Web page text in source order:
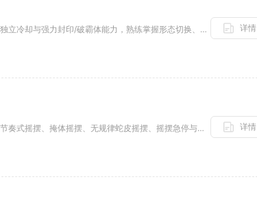
金角银角的核心优势在于双形态无缝切换、四技能独立冷却与强力封印/破霸体能力，熟练掌握形态切换、技能长短按细节与普攻衔接节... 详情
绝地求生的左右摇摆技巧核心包含基础左右横拉、节奏式摇摆、掩体摇摆、无规律蛇皮摇摆、摇摆急停与蹲伏摇摆，熟练掌握可大幅提升... 详情